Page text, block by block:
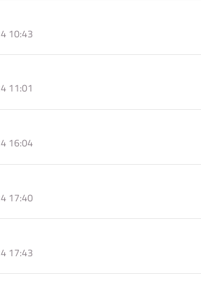
10:43
11:01
16:04
17:40
17:43